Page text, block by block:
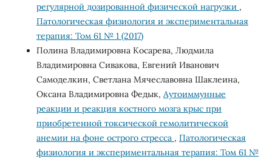
регулярной дозированной физической нагрузки ,
Патологическая физиология и экспериментальная
терапия: Том 61 № 1 (2017)
Полина Владимировна Косарева, Людмила
Владимировна Сивакова, Евгений Иванович
Самоделкин, Светлана Мячеславовна Шаклеина,
Оксана Владимировна Федык, Аутоиммунные
реакции и реакция костного мозга крыс при
приобретенной токсической гемолитической
анемии на фоне острого стресса , Патологическая
физиология и экспериментальная терапия: Том 61 №